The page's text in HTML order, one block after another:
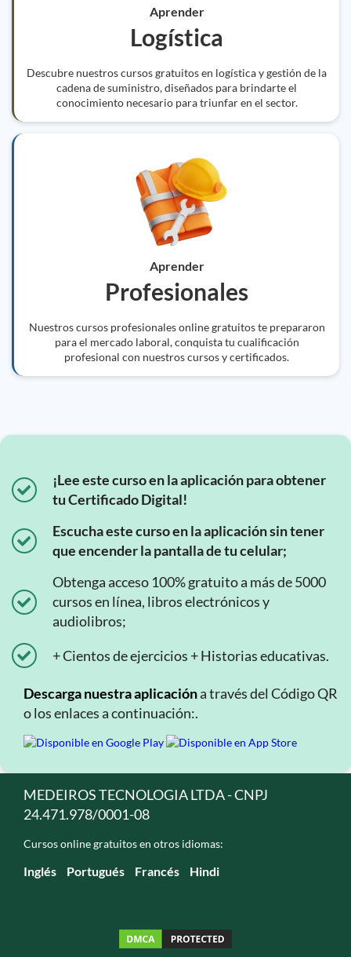
Aprender
Logística
Descubre nuestros cursos gratuitos en logística y gestión de la
cadena de suministro, diseñados para brindarte el
conocimiento necesario para triunfar en el sector.
Aprender
Profesionales
Nuestros cursos profesionales online gratuitos te prepararon
para el mercado laboral, conquista tu cualificación
profesional con nuestros cursos y certificados.
¡Lee este curso en la aplicación para obtener
tu Certificado Digital!
Escucha este curso en la aplicación sin tener
que encender la pantalla de tu celular;
Obtenga acceso 100% gratuito a más de 5000
cursos en línea, libros electrónicos y
audiolibros;
+ Cientos de ejercicios + Historias educativas.
Descarga nuestra aplicacióna través del Código QR
o los enlaces a continuación:.
MEDEIROS TECNOLOGIA LTDA - CNPJ
24.471.978/0001-08
Cursos online gratuitos en otros idiomas:
Inglés Portugués Francés Hindi